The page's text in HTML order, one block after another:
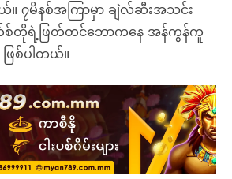
။ ၇မိနစ်အကြာမှာ ချဲလ်ဆီးအသင်း
တ်စ်တိုရဲ့ဖြတ်တင်ဘောကနေ အန်ကွန်ကူ
ြစ်ပါတယ်။